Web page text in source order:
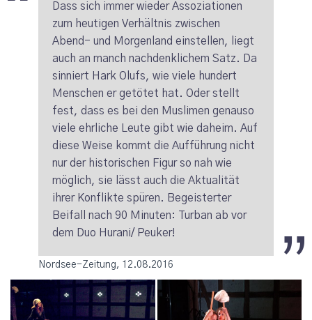
Dass sich immer wieder Assoziationen
zum heutigen Verhältnis zwischen
Abend- und Morgenland einstellen, liegt
auch an manch nachdenklichem Satz. Da
sinniert Hark Olufs, wie viele hundert
Menschen er getötet hat. Oder stellt
fest, dass es bei den Muslimen genauso
viele ehrliche Leute gibt wie daheim. Auf
diese Weise kommt die Aufführung nicht
nur der historischen Figur so nah wie
möglich, sie lässt auch die Aktualität
ihrer Konflikte spüren. Begeisterter
Beifall nach 90 Minuten: Turban ab vor
dem Duo Hurani/ Peuker!
Nordsee-Zeitung, 12.08.2016